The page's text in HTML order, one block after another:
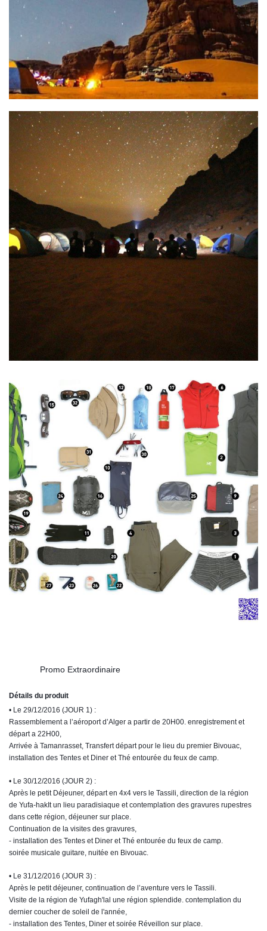
Promo Extraordinaire
Détails du produit
• Le 29/12/2016 (JOUR 1) :
Rassemblement a l’aéroport d’Alger a partir de 20H00. enregistrement et
départ a 22H00,
Arrivée à Tamanrasset, Transfert départ pour le lieu du premier Bivouac,
installation des Tentes et Diner et Thé entourée du feux de camp.
• Le 30/12/2016 (JOUR 2) :
Après le petit Déjeuner, départ en 4x4 vers le Tassili, direction de la région
de Yufa-hakIt un lieu paradisiaque et contemplation des gravures rupestres
dans cette région, déjeuner sur place.
Continuation de la visites des gravures,
- installation des Tentes et Diner et Thé entourée du feux de camp.
soirée musicale guitare, nuitée en Bivouac.
• Le 31/12/2016 (JOUR 3) :
Après le petit déjeuner, continuation de l’aventure vers le Tassili.
Visite de la région de Yufagh'lal une région splendide. contemplation du
dernier coucher de soleil de l'année,
- installation des Tentes, Diner et soirée Réveillon sur place.